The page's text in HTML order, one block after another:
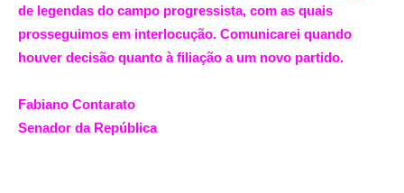
de legendas do campo progressista, com as quais
prosseguimos em interlocução. Comunicarei quando
houver decisão quanto à filiação a um novo partido.
Fabiano Contarato
Senador da República